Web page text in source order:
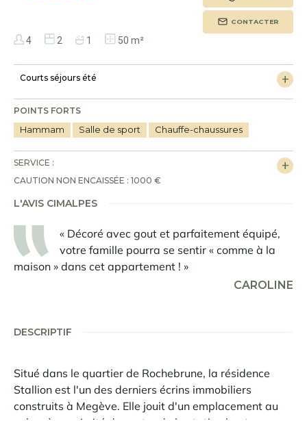
4 2 1 50 m²
CONTACTER
Courts séjours été
POINTS FORTS
Hammam Salle de sport Chauffe-chaussures
SERVICE :
CAUTION NON ENCAISSÉE : 1000 €
L'AVIS CIMALPES
« Décoré avec gout et parfaitement équipé,
votre famille pourra se sentir « comme à la
maison » dans cet appartement ! »
CAROLINE
DESCRIPTIF
Situé dans le quartier de Rochebrune, la résidence
Stallion est l'un des derniers écrins immobiliers
construits à Megève. Elle jouit d'un emplacement au